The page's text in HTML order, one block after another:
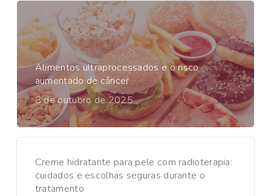
Alimentos ultraprocessados e o risco
aumentado de câncer
8 de outubro de 2025
Creme hidratante para pele com radioterapia:
cuidados e escolhas seguras durante o
tratamento